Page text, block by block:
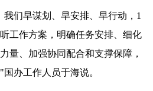
们早谋划、早安排、早行动，1
工作方案，明确任务安排、细化
量、加强协同配合和支撑保障，
办工作人员于海说。